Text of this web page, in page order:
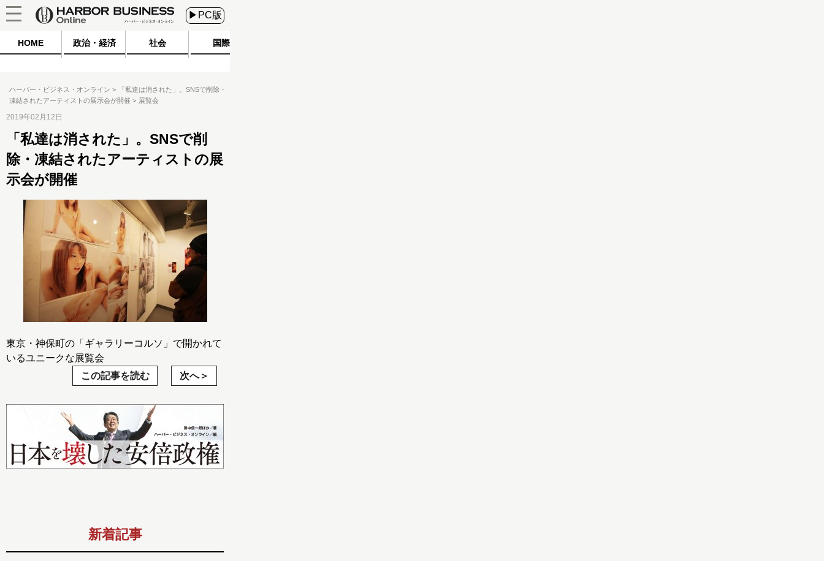
▶PC版
HOME 政治・経済 社会 国際
ハーバー・ビジネス・オンライン
「私達は消された」。SNSで削除・
凍結されたアーティストの展示会が開催
展覧会
2019年02月12日
「私達は消された」。SNSで削
除・凍結されたアーティストの展
示会が開催
東京・神保町の「ギャラリーコルソ」で開かれて
いるユニークな展覧会
この記事を読む
次へ
新着記事